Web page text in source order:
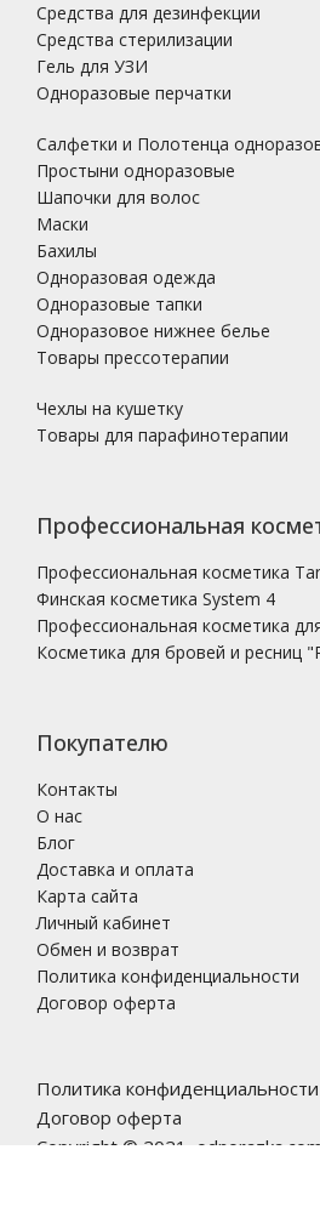
Средства для дезинфекции
Средства стерилизации
Гель для УЗИ
Одноразовые перчатки
Салфетки и Полотенца
Простыни одноразовые
Шапочки для волос
Маски
Бахилы
Одноразовая одежда
Одноразовые тапки
Одноразовое нижнее белье
Товары прессотерапии
Чехлы на кушетку
Товары для парафинотерапии
Профессиональная
Профессиональная косметика
Финская косметика System 4
Профессиональная косметика
Косметика для бровей и ресниц
Покупателю
Контакты
О нас
Блог
Доставка и оплата
Карта сайта
Личный кабинет
Обмен и возврат
Политика конфиденциальности
Договор оферта
Политика конфиденциальности
Договор оферта
Copyright © 2021,